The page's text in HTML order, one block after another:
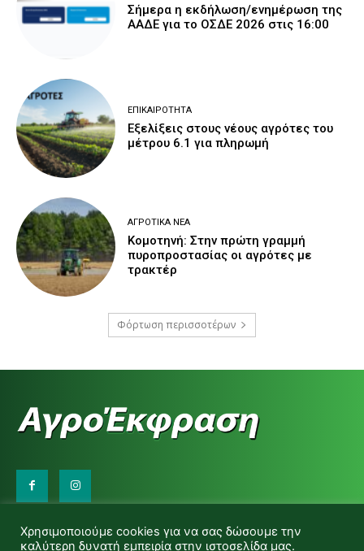
Σήμερα η εκδήλωση/ενημέρωση της
ΑΑΔΕ για το ΟΣΔΕ 2026 στις 16:00
ΕΠΙΚΑΙΡΌΤΗΤΑ
Εξελίξεις στους νέους αγρότες του
μέτρου 6.1 για πληρωμή
ΑΓΡΟΤΙΚΆ ΝΈΑ
Κομοτηνή: Στην πρώτη γραμμή
πυροπροστασίας οι αγρότες με
τρακτέρ
Φόρτωση περισσοτέρων
d.makas@yahoo.gr
info@agrofitro.gr
Χρησιμοποιούμε cookies για να σας δώσουμε την
καλύτερη δυνατή εμπειρία στην ιστοσελίδα μας.